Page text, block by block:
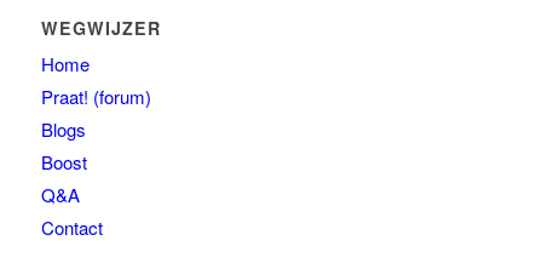
WEGWIJZER
Home
Praat! (forum)
Blogs
Boost
Q&A
Contact